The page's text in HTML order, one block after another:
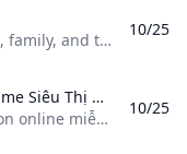
Share your videos with friends, family, and the world
10/25
Siêu Thị Của Khỉ Con - Chơi Game Siêu Thị Của Khỉ Con Online trên Line98.vn Chơi Game Siêu Thị Của Khỉ Con online miễn phí tại Line98.vn. Tại Line 98 chúng tôi có nhiều trò chơi hay tương tự như: Siêu Thị Của Khỉ Con Người Ném Siêu Phào Lái Xe Siêu Nhân Thành Phố Siêu Cấp Cyber !
Chơi Game Siêu Thị Của Khỉ Con online miễn phí tại Line98.vn. Tại Line 98, chúng tôi có nhiều trò chơi hay tương tự như: Siêu Thị Của Khỉ Con, Người Ném Siêu Phào, Lái Xe Siêu Nhân, Thành Phố Siêu Cấp Cyber, ! Sử dụng chuột và các phím chức năng hoặc xem hướng dẫn chơi trong game
10/25